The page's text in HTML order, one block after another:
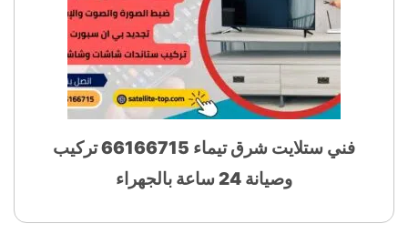
فني ستلايت شرق تيماء 66166715 تركيب
وصيانة 24 ساعة بالجهراء